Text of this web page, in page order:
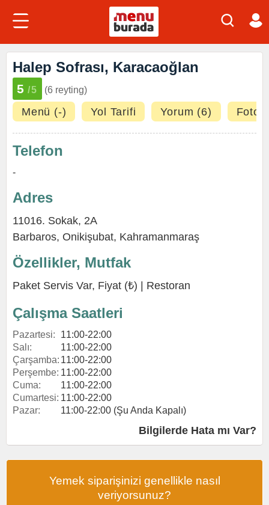
Halep Sofrası, Karacaoğlan
5 /5 (6 reyting)
Menü (-) Yol Tarifi Yorum (6)
Telefon
-
Adres
11016. Sokak, 2A
Barbaros, Onikişubat, Kahramanmaraş
Özellikler, Mutfak
Paket Servis Var, Fiyat (₺) | Restoran
Çalışma Saatleri
Pazartesi:
11:00-22:00
Salı:
11:00-22:00
Çarşamba: 11:00-22:00
Perşembe: 11:00-22:00
Cuma:
11:00-22:00
Cumartesi: 11:00-22:00
Pazar:
11:00-22:00 (Şu Anda Kapalı)
Bilgilerde Hata mı Var?
Yemek siparişinizi genellikle nasıl
veriyorsunuz?